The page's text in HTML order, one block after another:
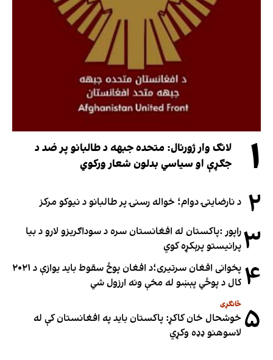
۱
لانګ وار ژورنال: متحده جبهه د طالبانو پر ضد د
جګړې او سیاسي بدلون شعار ورکوي
۲ د نارضایتۍ دوام؛ خواله رسنۍ پر طالبانو د نیوکو مرکز
۳راپور :پاکستان له افغانستان سره د سوداګریزو لارو د بیا
پرانیستو پرېکړه کوي
۴
پخوانی افغان سرتیری؛د افغان پوځ سقوط باید یوازې د ۲۰۲۱
کال د پوځي پېښو له مخې ونه ارزول شي
۵ ځانګړی
خوشحال خان کاکړ: پاکستان بايد په افغانستان کې له
لاسوهنو ډډه وکړي